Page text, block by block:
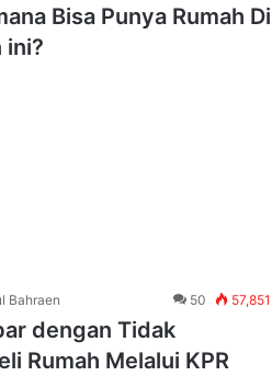
Bisa Punya Rumah Di
ini?
Bahraen 50 57,851
dengan Tidak
Rumah Melalui KPR